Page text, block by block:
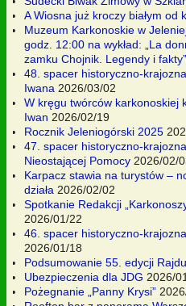
A Wiosna już kroczy białym od
Muzeum Karkonoskie w
godz. 12:00 na wykład: „La
zamku Chojnik. Legendy i fakty”
48. spacer historyczno-
Iwana 2026/03/02
W kręgu twórców karkonoskiej
Iwan 2026/02/19
Rocznik Jeleniogórski 2025
47. spacer historyczno-
Nieostającej Pomocy 2026/02/
Karpacz stawia na turystów –
działa 2026/02/02
Spotkanie Redakcji
2026/01/22
46. spacer historyczno-
2026/01/18
Podsumowanie 55. edycji
Ubezpieczenia dla JDG 2026/
Pożegnanie „Panny Krysi”